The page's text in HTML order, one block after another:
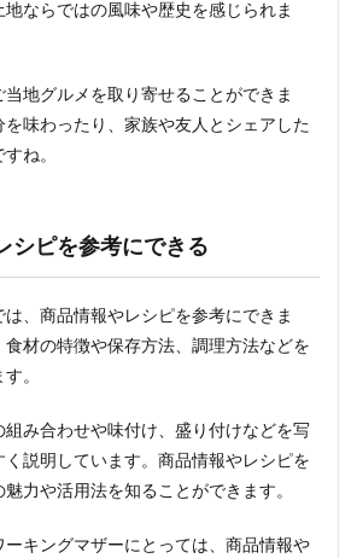
ならではの風味や歴史を感じられま
地グルメを取り寄せることができま
味わったり、家族や友人とシェアした
ね。
シピを参考にできる
、商品情報やレシピを参考にできま
材の特徴や保存方法、調理方法などを
。
組み合わせや味付け、盛り付けなどを写
説明しています。商品情報やレシピを
力や活用法を知ることができます。
ーキングマザーにとっては、商品情報や